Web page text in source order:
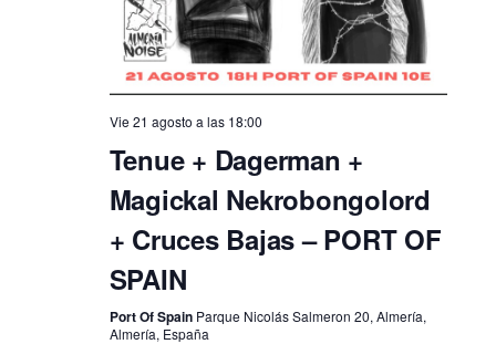
Vie 21 agosto a las 18:00
Tenue + Dagerman +
Magickal Nekrobongolord
+ Cruces Bajas – PORT OF
SPAIN
Port Of Spain Parque Nicolás Salmeron 20, Almería,
Almería, España